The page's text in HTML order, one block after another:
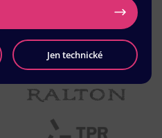
Jen technické